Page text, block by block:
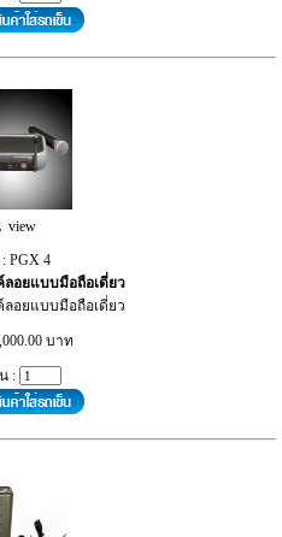
view
PGX 4
ลอยแบบมือถือเดี่ยว
ลอยแบบมือถือเดี่ยว
บาท
: